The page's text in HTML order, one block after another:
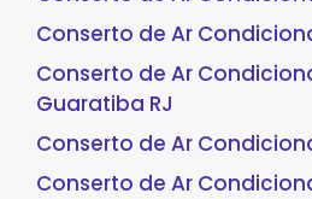
Conserto de Ar
Conserto de Ar
Guaratiba RJ
Conserto de Ar
Conserto de Ar